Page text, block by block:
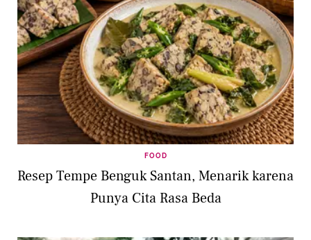
FOOD
Resep Tempe Benguk Santan, Menarik karena
Punya Cita Rasa Beda